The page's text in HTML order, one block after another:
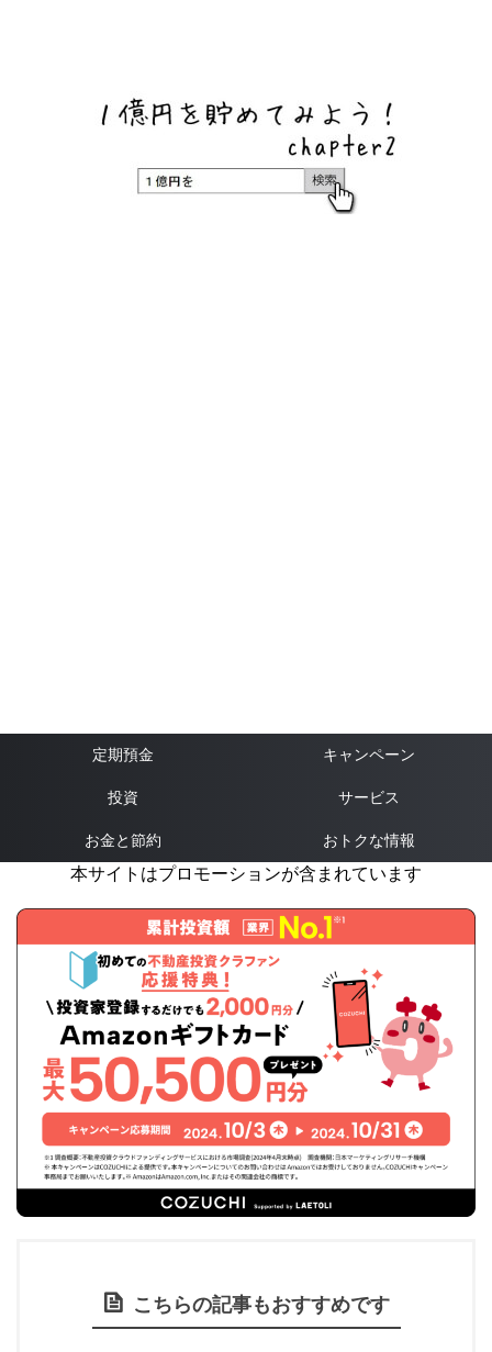
定期預金 キャンペーン
投資 サービス
お金と節約 おトクな情報
本サイトはプロモーションが含まれています
こちらの記事もおすすめです